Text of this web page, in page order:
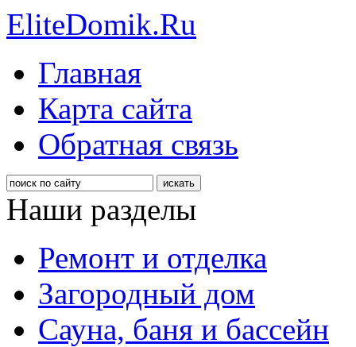
EliteDomik.Ru
Главная
Карта сайта
Обратная связь
Наши разделы
Ремонт и отделка
Загородный дом
Сауна, баня и бассейн